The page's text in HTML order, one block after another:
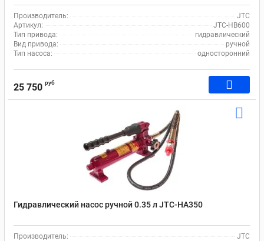
Производитель:
JTC
Артикул:
JTC-HB600
Тип привода:
гидравлический
Вид привода:
ручной
Тип насоса:
односторонний
25 750 руб
Гидравлический насос ручной 0.35 л JTC-HA350
Производитель:
JTC